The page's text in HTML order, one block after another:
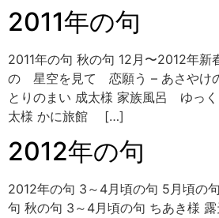
2011年の句
2011年の句 秋の句 12月〜2012年新
の 星空を見て 恋願う – あさや
とりのまい 成太様 家族風呂 ゆっ
太様 かに旅館 […]
2012年の句
2012年の句 3～4月頃の句 5月頃の
句 秋の句 3～4月頃の句 ちあき様